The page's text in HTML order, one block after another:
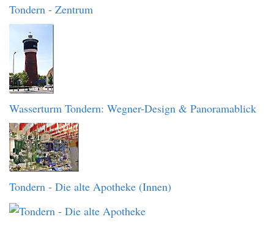
Tondern - Zentrum
Wasserturm Tondern: Wegner-Design & Panoramablick
Tondern - Die alte Apotheke (Innen)